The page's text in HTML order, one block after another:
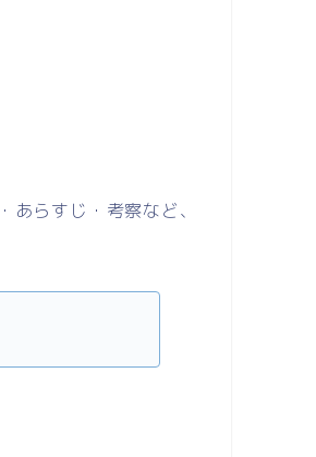
・あらすじ・考察など、